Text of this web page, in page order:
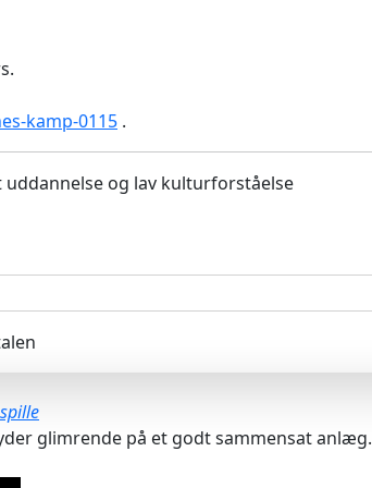
kamp-0115 .
og lav kulturforståelse
glimrende på et godt sammensat anlæg.